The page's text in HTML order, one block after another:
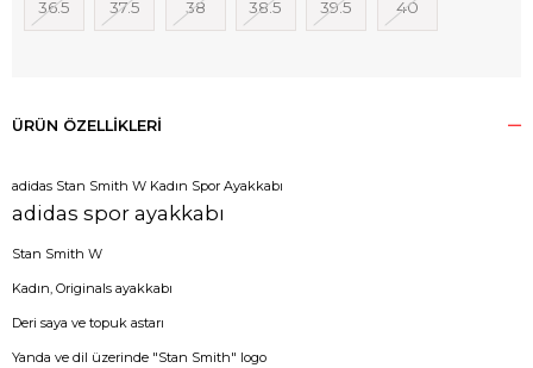
36.5 37.5 38 38.5 39.5 40
ÜRÜN ÖZELLIKLERI
adidas Stan Smith W Kadın Spor Ayakkabı
adidas spor ayakkabı
Stan Smith W
Kadın, Originals ayakkabı
Deri saya ve topuk astarı
Yanda ve dil üzerinde "Stan Smith" logo